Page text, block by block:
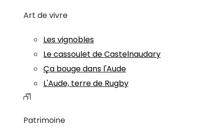
Art de vivre
Les vignobles
Le cassoulet de Castelnaudary
Ça bouge dans l'Aude
L'Aude, terre de Rugby
Patrimoine